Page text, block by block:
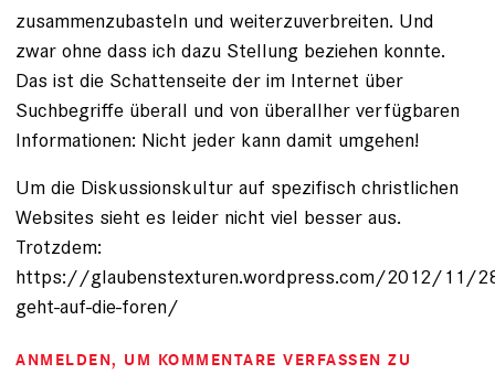
zusammenzubasteln und weiterzuverbreiten. Und
zwar ohne dass ich dazu Stellung beziehen konnte.
Das ist die Schattenseite der im Internet über
Suchbegriffe überall und von überallher verfügbaren
Informationen: Nicht jeder kann damit umgehen!
Um die Diskussionskultur auf spezifisch christlichen
Websites sieht es leider nicht viel besser aus.
Trotzdem:
https://glaubenstexturen.wordpress.com/2012/11/
geht-auf-die-foren/
ANMELDEN, UM KOMMENTARE VERFASSEN ZU